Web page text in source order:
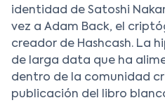
identidad de Satoshi
vez a Adam Back, el
creador de Hashcash. La
de larga data que ha
dentro de la comunidad
publicación del libro